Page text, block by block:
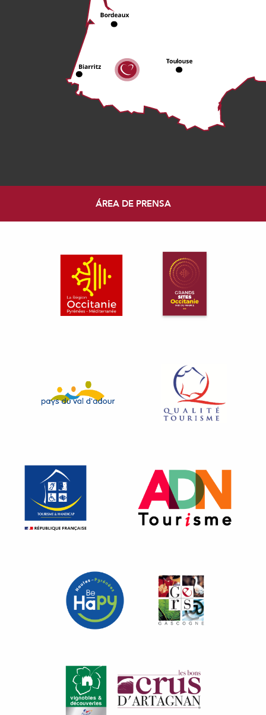
ÁREA DE PRENSA